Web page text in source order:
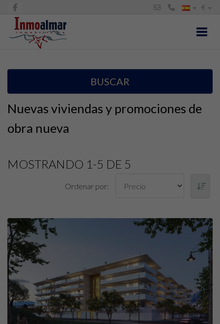
€
BUSCAR
Nuevas viviendas y promociones de
obra nueva
MOSTRANDO 1-5 DE 5
Ordenar por: